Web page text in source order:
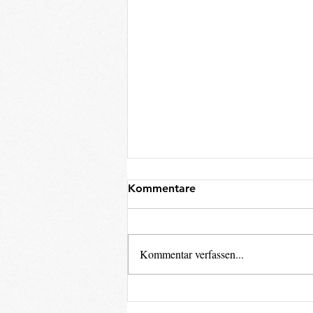
Kommentare
Kommentar verfassen...